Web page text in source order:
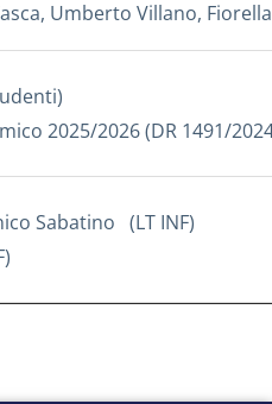
, Umberto Villano,
2025/2026 (DR 1491/
Sabatino (LT INF)